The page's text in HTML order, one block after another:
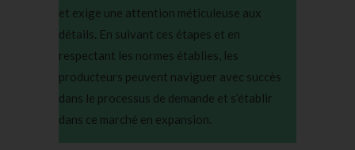
et exige une attention méticuleuse aux
détails. En suivant ces étapes et en
respectant les normes établies, les
producteurs peuvent naviguer avec succès
dans le processus de demande et s’établir
dans ce marché en expansion.